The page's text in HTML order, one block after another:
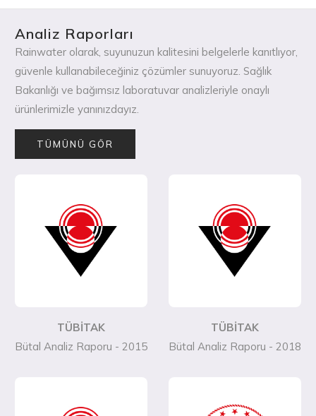
Analiz Raporları
Rainwater olarak, suyunuzun kalitesini belgelerle kanıtlıyor,
güvenle kullanabileceğiniz çözümler sunuyoruz. Sağlık
Bakanlığı ve bağımsız laboratuvar analizleriyle onaylı
ürünlerimizle yanınızdayız.
TÜMÜNÜ GÖR
TÜBİTAK
Bütal Analiz Raporu - 2015
TÜBİTAK
Bütal Analiz Raporu - 2018